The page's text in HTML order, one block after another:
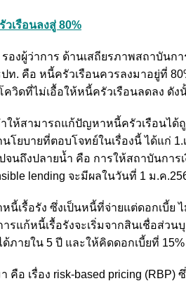
เรือนลงสู่ 80%
งผู้ว่าการ ด้านเสถียรภาพสถาบันก
ท. คือ หนี้ครัวเรือนควรลงมาอยู่ที่
วิดที่ไม่เอื้อให้หนี้ครัวเรือนลดลง ดัง
ให้สามารถแก้ปัญหาหนี้ครัวเรือนได้
โยบายที่ตอบโจทย์ในเรื่องนี้ ได้แก่
นถึงปลายน้ำ คือ การให้สถาบันการ
lending จะมีผลในวันที่ 1 ม.ค
นี้เรื้อรัง ซึ่งเป็นหนี้ที่จ่ายแต่ดอกเบี้ย
รแก้หนี้เรื้อรังจะเริ่มจากสินเชื่อส่ว
ภายใน 5 ปี และให้คิดดอกเบี้ยที่
คือ เรื่อง risk-based pricing